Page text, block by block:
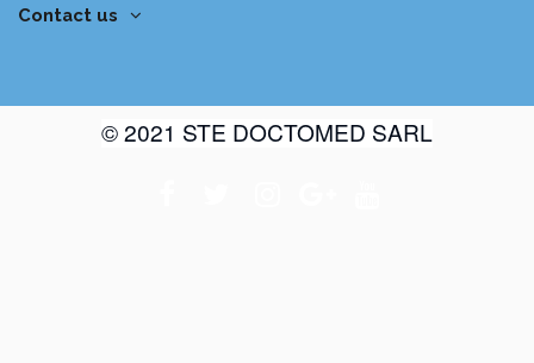
Contact us
© 2021 STE DOCTOMED SARL